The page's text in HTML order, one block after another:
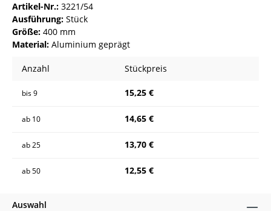
Artikel-Nr.: 3221/54
Ausführung: Stück
Größe: 400 mm
Material: Aluminium geprägt
Anzahl Stückpreis
bis9 15,25 €
ab 10 14,65 €
ab25 13,70 €
ab50 12,55 €
Auswahl